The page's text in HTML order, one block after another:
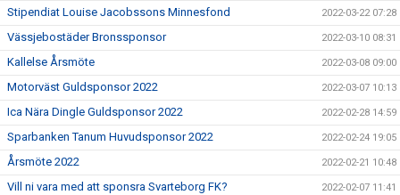
Stipendiat Louise Jacobssons Minnesfond 2022-03-22 07:28
Vässjebostäder Bronssponsor 2022-03-10 08:31
Kallelse Årsmöte 2022-03-08 09:00
Motorväst Guldsponsor 2022 2022-03-07 10:13
Ica Nära Dingle Guldsponsor 2022 2022-02-28 14:59
Sparbanken Tanum Huvudsponsor 2022 2022-02-24 19:05
Årsmöte 2022 2022-02-21 10:48
Vill ni vara med att sponsra Svarteborg FK? 2022-02-07 11:41